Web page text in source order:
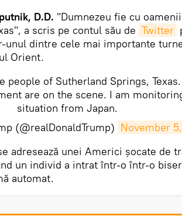
D.D. "Dumnezeu fie cu
a scris pe contul său de Twitter
unul dintre cele mai importante
Orient.
people of Sutherland Springs, Texas.
are on the scene. I am
situation from Japan.
(@realDonaldTrump) November
adresează unei Americi șocate de
un individ a intrat într-o într-o
automat.